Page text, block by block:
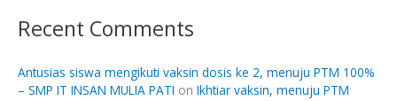
Recent Comments
Antusias siswa mengikuti vaksin dosis ke 2, menuju PTM 100%
– SMP IT INSAN MULIA PATI on Ikhtiar vaksin, menuju PTM